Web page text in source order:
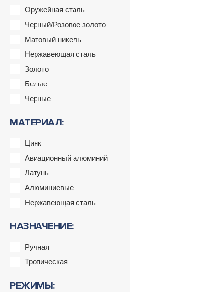
Оружейная сталь
Черный/Розовое золото
Матовый никель
Нержавеющая сталь
Золото
Белые
Черные
МАТЕРИАЛ:
Цинк
Авиационный алюминий
Латунь
Алюминиевые
Нержавеющая сталь
НАЗНАЧЕНИЕ:
Ручная
Тропическая
РЕЖИМЫ: